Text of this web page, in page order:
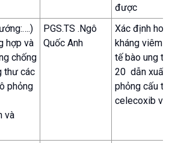
được
hợp và
chống
thư các
phỏng
và
PGS.TS .Ngô
Quốc Anh
Xác định
kháng viêm
tế bào ung
20 dẫn xuất
phỏng cấu
celecoxib và